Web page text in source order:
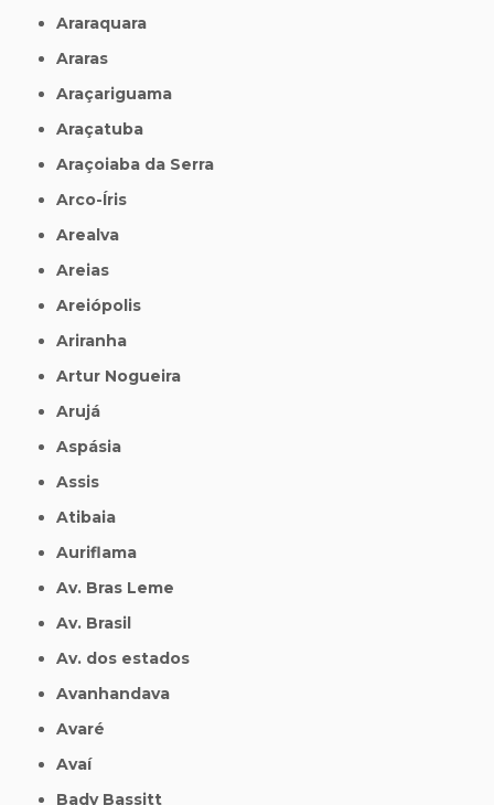
Araraquara
Araras
Araçariguama
Araçatuba
Araçoiaba da Serra
Arco-Íris
Arealva
Areias
Areiópolis
Ariranha
Artur Nogueira
Arujá
Aspásia
Assis
Atibaia
Auriflama
Av. Bras Leme
Av. Brasil
Av. dos estados
Avanhandava
Avaré
Avaí
Bady Bassitt